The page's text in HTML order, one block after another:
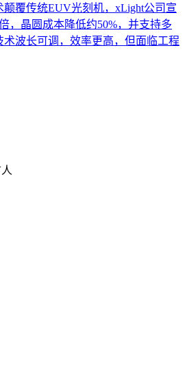
覆传统EUV光刻机，xLight公司宣
，晶圆成本降低约50%，并支持多
波长可调，效率更高，但面临工程